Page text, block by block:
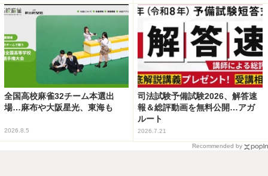
全国高校麻雀32チーム本選出
場…麻布や大阪星光、東海も
2026.8.5
司法試験予備試験2026、解答速
報＆総評動画を無料公開…アガ
ルート
2026.7.21
Recommended by